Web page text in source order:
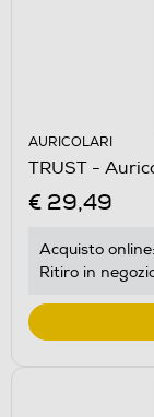
AURICOLARI
TRUST -
€ 29,49
Acquisto online:
Ritiro in